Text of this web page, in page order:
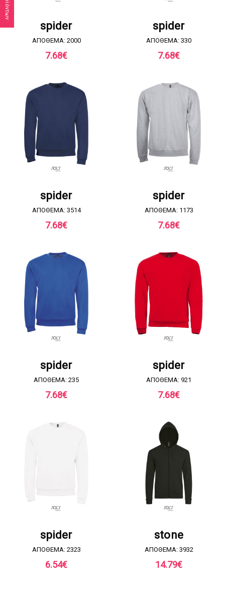
spider
ΑΠΟΘΕΜΑ: 2000
7.68€
spider
ΑΠΟΘΕΜΑ: 330
7.68€
spider
ΑΠΟΘΕΜΑ: 3514
7.68€
spider
ΑΠΟΘΕΜΑ: 1173
7.68€
spider
ΑΠΟΘΕΜΑ: 235
7.68€
spider
ΑΠΟΘΕΜΑ: 921
7.68€
spider
ΑΠΟΘΕΜΑ: 2323
6.54€
stone
ΑΠΟΘΕΜΑ: 3932
14.79€